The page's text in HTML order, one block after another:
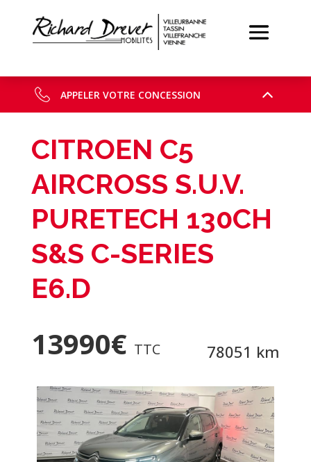
APPELER VOTRE CONCESSION
CITROEN C5
AIRCROSS S.U.V.
PURETECH 130CH
S&S C-SERIES
E6.D
13990€ TTC 78051 km